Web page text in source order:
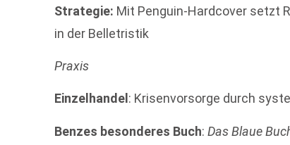
Strategie: Mit Penguin-Hardcover setzt
in der Belletristik
Praxis
Einzelhandel : Krisenvorsorge durch
Benzes besonderes Buch:Das Blaue